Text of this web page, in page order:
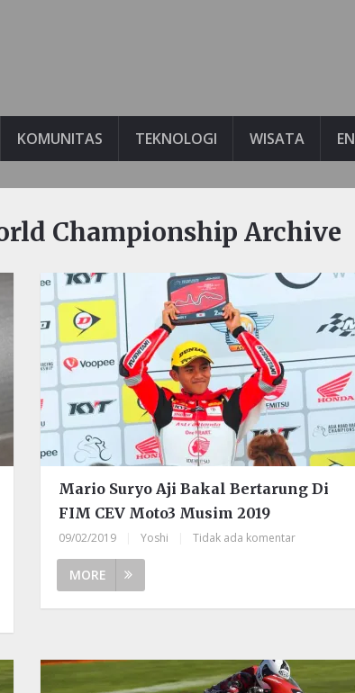
KOMUNITAS TEKNOLOGI WISATA EN
Championship Archive
Mario Suryo Aji Bakal Bertarung Di
FIM CEV Moto3 Musim 2019
09/02/2019 Yoshi Tidak ada komentar
MORE